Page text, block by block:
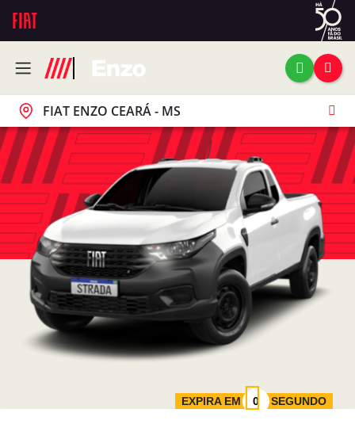
FIAT ENZO CEARÁ - MS
EXPIRA EM SEGUNDO